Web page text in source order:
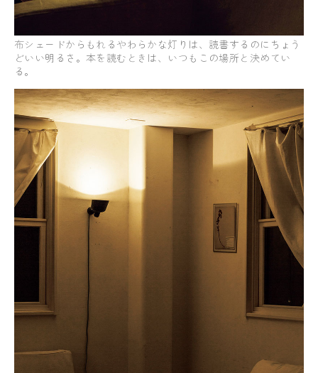
布シェードからもれるやわらかな灯りは、読書するのにちょう
どいい明るさ。本を読むときは、いつもこの場所と決めてい
る。